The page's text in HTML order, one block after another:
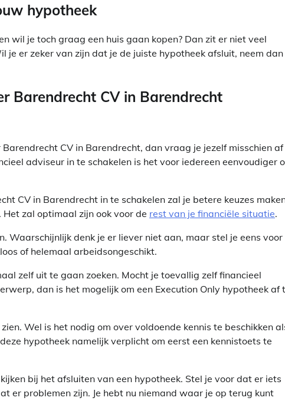
hypotheek
wil je toch graag een huis gaan kopen? Dan zit er niet veel
je er zeker van zijn dat je de juiste hypotheek afsluit, neem dan
Barendrecht CV in Barendrecht
CV in Barendrecht, dan vraag je jezelf misschien af
adviseur in te schakelen is het voor iedereen eenvoudiger
CV in Barendrecht in te schakelen zal je betere keuzes
zal optimaal zijn ook voor de rest van je financiële situatie.
Waarschijnlijk denk je er liever niet aan, maar stel je eens voor
of helemaal arbeidsongeschikt.
zelf uit te gaan zoeken. Mocht je toevallig zelf financieel
dan is het mogelijk om een Execution Only hypotheek af
Wel is het nodig om over voldoende kennis te beschikken
hypotheek namelijk verplicht om eerst een kennistoets te
bij het afsluiten van een hypotheek. Stel je voor dat er iets
er problemen zijn. Je hebt nu niemand waar je op terug kunt